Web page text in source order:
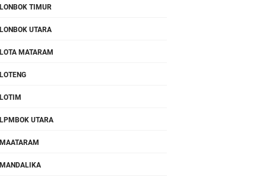
LONBOK TIMUR
LONBOK UTARA
LOTA MATARAM
LOTENG
LOTIM
LPMBOK UTARA
MAATARAM
MANDALIKA